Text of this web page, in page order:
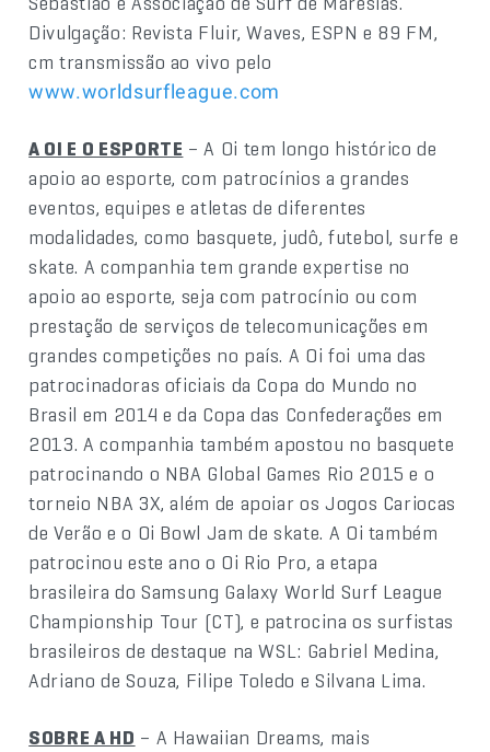
Divulgação: Revista Fluir, Waves, ESPN e 89 FM,
cm transmissão ao vivo pelo
www.worldsurfleague.com
A OI E O ESPORTE – A Oi tem longo histórico de
apoio ao esporte, com patrocínios a grandes
eventos, equipes e atletas de diferentes
modalidades, como basquete, judô, futebol, surfe e
skate. A companhia tem grande expertise no
apoio ao esporte, seja com patrocínio ou com
prestação de serviços de telecomunicações em
grandes competições no país. A Oi foi uma das
patrocinadoras oficiais da Copa do Mundo no
Brasil em 2014 e da Copa das Confederações em
2013. A companhia também apostou no basquete
patrocinando o NBA Global Games Rio 2015 e o
torneio NBA 3X, além de apoiar os Jogos Cariocas
de Verão e o Oi Bowl Jam de skate. A Oi também
patrocinou este ano o Oi Rio Pro, a etapa
brasileira do Samsung Galaxy World Surf League
Championship Tour (CT), e patrocina os surfistas
brasileiros de destaque na WSL: Gabriel Medina,
Adriano de Souza, Filipe Toledo e Silvana Lima.
SOBRE A HD – A Hawaiian Dreams, mais